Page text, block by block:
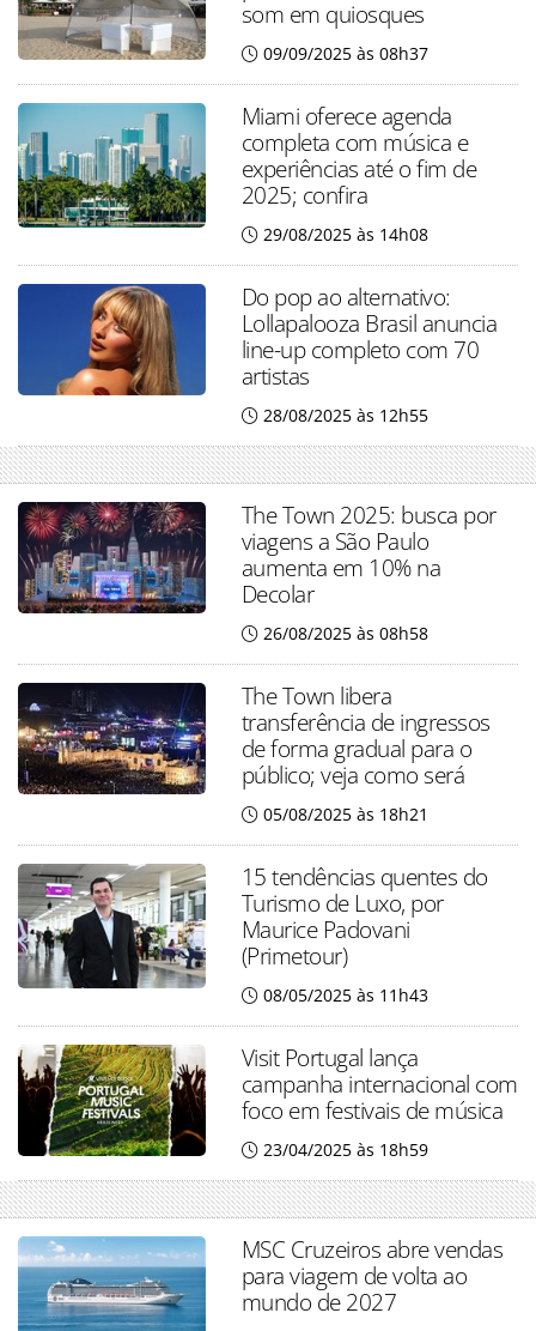
som em quiosques
09/09/2025 às 08h37
Miami oferece agenda
completa com música e
experiências até o fim de
2025; confira
29/08/2025 às 14h08
Do pop ao alternativo:
Lollapalooza Brasil anuncia
line-up completo com 70
artistas
28/08/2025 às 12h55
The Town 2025: busca por
viagens a São Paulo
aumenta em 10% na
Decolar
26/08/2025 às 08h58
The Town libera
transferência de ingressos
de forma gradual para o
público; veja como será
05/08/2025 às 18h21
15 tendências quentes do
Turismo de Luxo, por
Maurice Padovani
(Primetour)
08/05/2025 às 11h43
Visit Portugal lança
campanha internacional com
foco em festivais de música
23/04/2025 às 18h59
MSC Cruzeiros abre vendas
para viagem de volta ao
mundo de 2027